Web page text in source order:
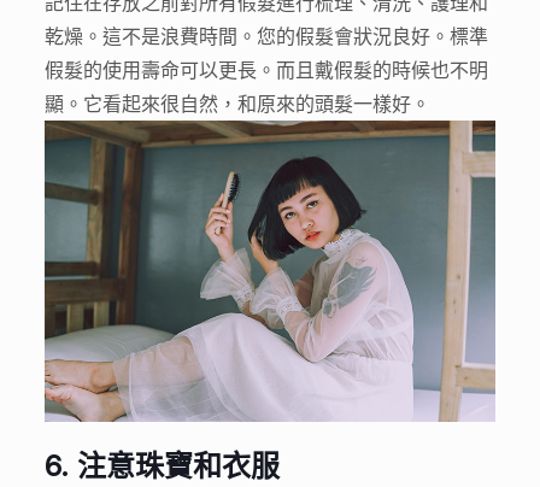
乾燥。這不是浪費時間。您的假髮會狀況良好。標準
假髮的使用壽命可以更長。而且戴假髮的時候也不明
顯。它看起來很自然，和原來的頭髮一樣好。
6. 注意珠寶和衣服